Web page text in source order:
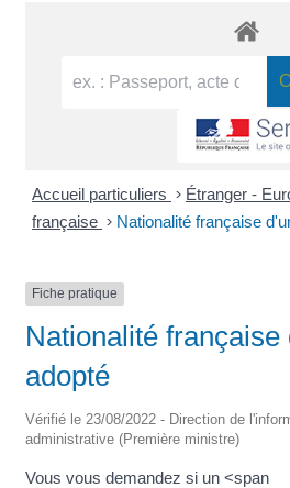
Accueil particuliers > Étranger -
française > Nationalité française
Fiche pratique
Nationalité française
adopté
Vérifié le 23/08/2022 - Direction de
administrative (Première ministre)
Vous vous demandez si un <span